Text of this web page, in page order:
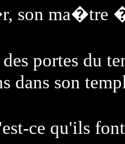
son ma�tre
portes du
dans son
ce qu'ils